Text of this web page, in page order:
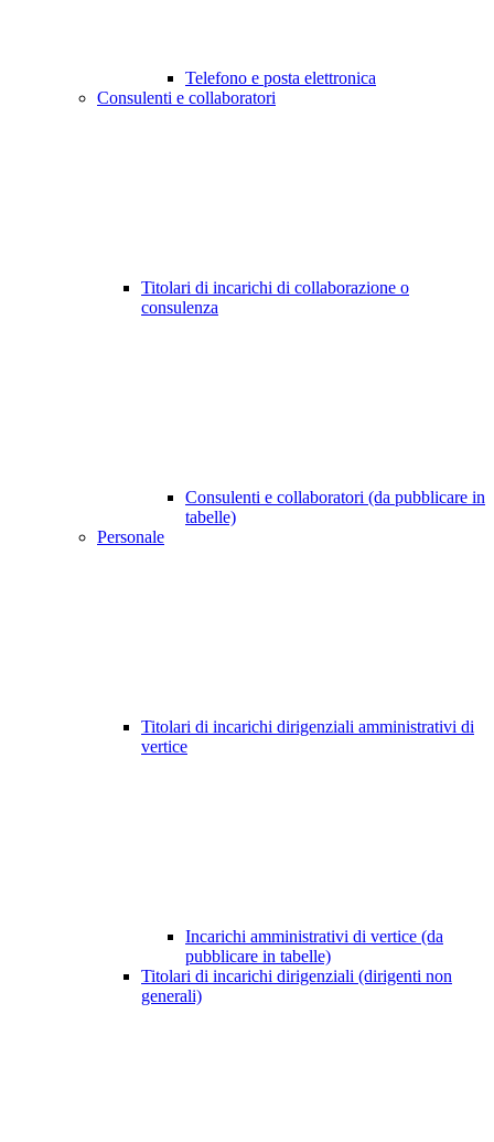
Telefono e posta elettronica
Consulenti e collaboratori
Titolari di incarichi di collaborazione o
consulenza
Consulenti e collaboratori (da pubblicare in
tabelle)
Personale
Titolari di incarichi dirigenziali amministrativi di
vertice
Incarichi amministrativi di vertice (da
pubblicare in tabelle)
Titolari di incarichi dirigenziali (dirigenti non
generali)